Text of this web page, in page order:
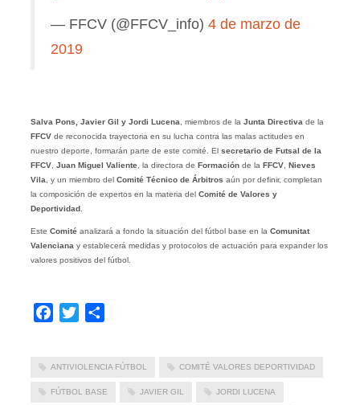
— FFCV (@FFCV_info) 4 de marzo de
2019
Salva Pons, Javier Gil y Jordi Lucena , miembros de la Junta Directiva de la
FFCVde reconocida trayectoria en su lucha contra las malas actitudes en
nuestro deporte, formarán parte de este comité. Elsecretario de Futsal de la
FFCV, Juan Miguel Valiente, la directora de Formaciónde la FFCV, Nieves
Vila , y un miembro delComité Técnico de Árbitros aún por definir, completan
la composición de expertos en la materia del Comité de Valores y
Deportividad.
Este Comitéanalizará a fondo la situación del fútbol base en la Comunitat
Valenciana y establecerá medidas y protocolos de actuación para expander los
valores positivos del fútbol.
Facebook
Twitter
ANTIVIOLENCIA FÚTBOL COMITÉ VALORES DEPORTIVIDAD
FÚTBOL BASE JAVIER GIL JORDI LUCENA